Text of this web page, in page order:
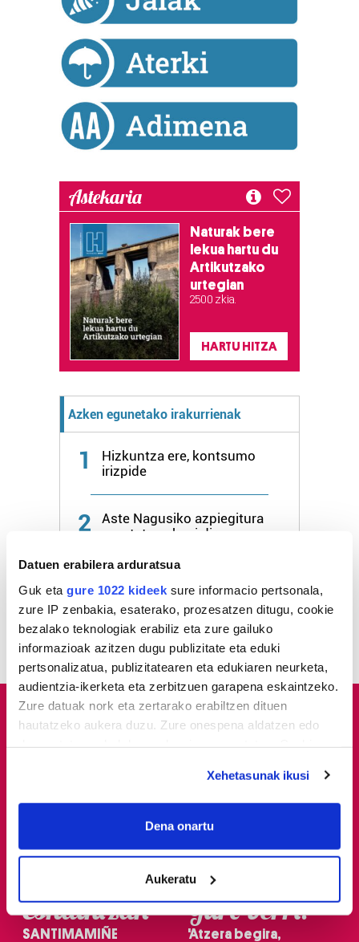
Datuen erabilera arduratsua
Guk eta gure 1022 kideek sure informacio pertsonala,
zure IP zenbakia, esaterako, prozesatzen ditugu, cookie
bezalako teknologiak erabiliz eta zure gailuko
informazioak azitzen dugu publizitate eta eduki
pertsonalizatua, publizitatearen eta edukiaren neurketa,
audientzia-ikerketa eta zerbitzuen garapena eskaintzeko.
Zure datuak nork eta zertarako erabiltzen dituen
hautatzeko aukera duzu. Zure onespena aldatzen edo
If you allow, we would also like to:
Collect information about your geographical
meters
Identify your device by actively scanning it for
specific characteristics (fingerprinting)
Find out more about how your personal data is processed
Xehetasunak ikusi
Dena onartu
Aukeratu
Astekaria
Naturak bere
lekua hartu du
Artikutzako
urtegian
2.500 zkia.
HARTU HITZA
Azken egunetako irakurrienak
1
Hizkuntza ere, kontsumo
irizpide
2
Aste Nagusiko azpiegitura
muntatzen hasi dira
3
Gure Bideak Altzako Ermita
aldaparen egoera aldatu
dezan eskatu dio udalari
Eskaintzak
SANTIMAMIÑE
Gure berri.
'Atzera begira,